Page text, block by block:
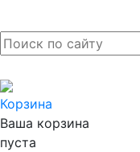
Корзина
Ваша корзина
пуста